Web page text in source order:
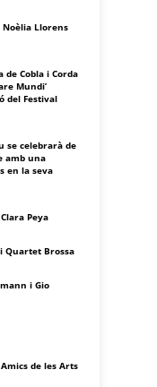
Llorens
de Cobla i Corda
Mundi’
del Festival
se celebrarà de
amb una
en la seva
Peya
Quartet Brossa
i Gio
de les Arts